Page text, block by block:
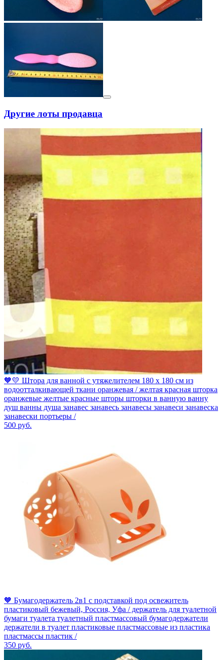
Другие лоты продавца
🧡💛 Штора для ванной с утяжелителем 180 х 180 см из
водоотталкивающей ткани оранжевая / желтая красная шторка
оранжевые желтые красные шторы шторки в ванную ванну
душ ванны душа занавес занавесь занавесы занавеси занавеска
занавески портьеры /
500 руб.
🧡 Бумагодержатель 2в1 с подставкой под освежитель
пластиковый бежевый, Россия, Уфа / держатель для туалетной
бумаги туалета туалетный пластмассовый бумагодержатели
держатели в туалет пластиковые пластмассовые из пластика
пластмассы пластик /
350 руб.